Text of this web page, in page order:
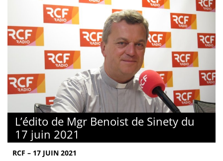
L’édito de Mgr Benoist de Sinety du
17 juin 2021
RCF – 17 JUIN 2021